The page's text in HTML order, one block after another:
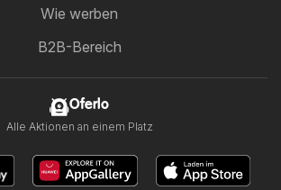
Wie werben
B2B-Bereich
Oferlo
Alle Aktionen an einem Platz